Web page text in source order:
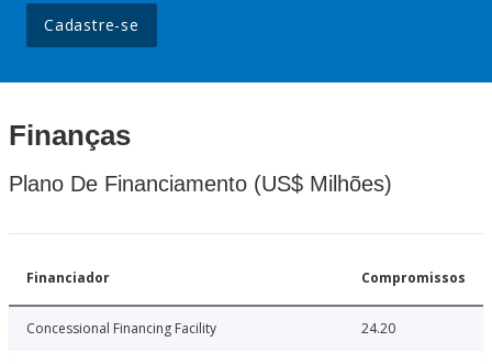
Cadastre-se
Finanças
Plano De Financiamento (US$ Milhões)
Financiador Compromissos
Concessional Financing Facility 24.20